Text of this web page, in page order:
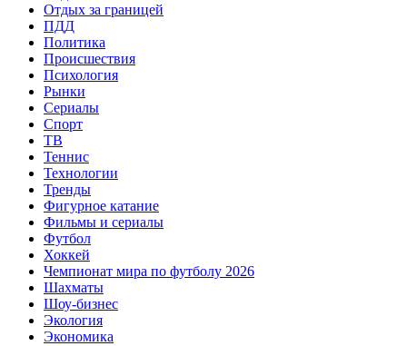
Отдых за границей
ПДД
Политика
Происшествия
Психология
Рынки
Сериалы
Спорт
ТВ
Теннис
Технологии
Тренды
Фигурное катание
Фильмы и сериалы
Футбол
Хоккей
Чемпионат мира по футболу 2026
Шахматы
Шоу-бизнес
Экология
Экономика